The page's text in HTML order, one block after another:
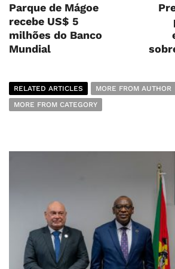
Parque de Mágoe
recebe US$ 5
milhões do Banco
Mundial
RELATED ARTICLES
MORE FROM AUTHOR
MORE FROM CATEGORY